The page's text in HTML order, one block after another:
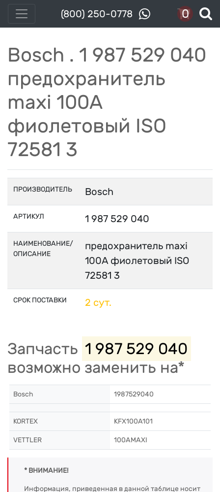
(800) 250-0778 0
Bosch . 1 987 529 040
предоxранитель
maxi 100A
фиолетовый ISO
72581 3
ПРОИЗВОДИТЕЛЬ Bosch
АРТИКУЛ 1 987 529 040
НАИМЕНОВАНИЕ/
ОПИСАНИЕ
предоxранитель maxi
100A фиолетовый ISO
72581 3
СРОК ПОСТАВКИ 2 сут.
Запчасть 1 987 529 040
возможно заменить на*
Bosch 1987529040
KORTEX KFX100A101
VETTLER 100AMAXI
* ВНИМАНИЕ!
Информация, приведенная в данной таблице носит